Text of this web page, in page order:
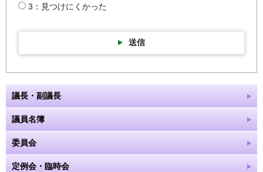
3：見つけにくかった
送信
議長・副議長
議員名簿
委員会
定例会・臨時会